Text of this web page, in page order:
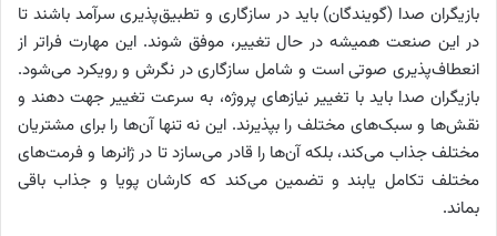
بازیگران صدا (گویندگان) باید در سازگاری و تطبیق‌پذیری سرآمد باشند تا
در این صنعت همیشه در حال تغییر، موفق شوند. این مهارت فراتر از
انعطاف‌پذیری صوتی است و شامل سازگاری در نگرش و رویکرد می‌شود.
بازیگران صدا باید با تغییر نیازهای پروژه، به سرعت تغییر جهت دهند و
نقش‌ها و سبک‌های مختلف را بپذیرند. این نه تنها آن‌ها را برای مشتریان
مختلف جذاب می‌کند، بلکه آن‌ها را قادر می‌سازد تا در ژانرها و فرمت‌های
مختلف تکامل یابند و تضمین می‌کند که کارشان پویا و جذاب باقی
بماند.